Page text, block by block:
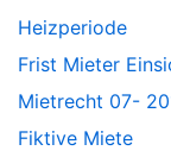
Heizperiode
Frist Mieter
Mietrecht 07-
Fiktive Miete